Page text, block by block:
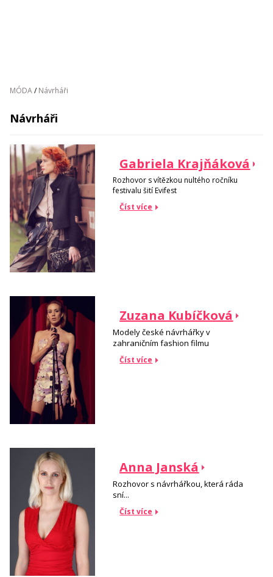
MÓDA/ Návrháři
Návrháři
Gabriela Krajňáková
Rozhovor s vítězkou nultého ročníku
festivalu šití Evifest
Číst více
Zuzana Kubíčková
Modely české návrhářky v
zahraničním fashion filmu
Číst více
Anna Janská
Rozhovor s návrhářkou, která ráda
sní...
Číst více